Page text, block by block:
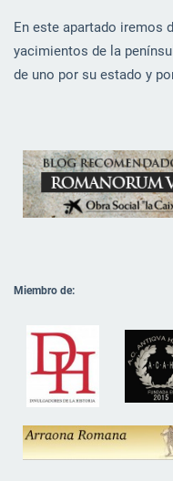
En este apartado iremos
yacimientos de la
de uno por su estado y
Miembro de: